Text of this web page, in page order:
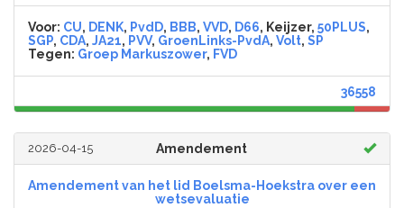
Voor: CU, DENK, PvdD, BBB, VVD, D66, Keijzer, 50PLUS,
SGP, CDA, JA21, PVV, GroenLinks-PvdA, Volt, SP
Tegen: Groep Markuszower, FVD
36558
2026-04-15 Amendement
Amendement van het lid Boelsma-Hoekstra over een
wetsevaluatie